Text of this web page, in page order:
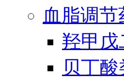
血脂调节
羟甲戊
贝丁